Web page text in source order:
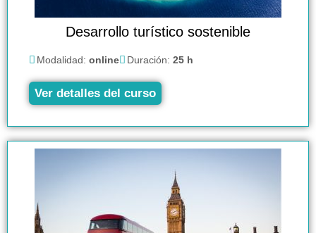
Desarrollo turístico sostenible
Modalidad: online Duración: 25 h
Ver detalles del curso